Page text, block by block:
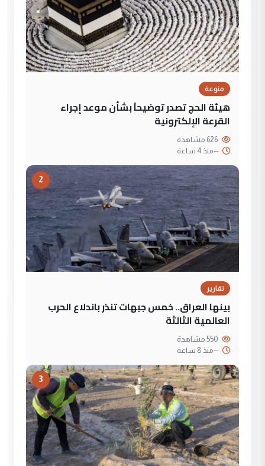
منوعة
هيئة الحج تصدر توضيحاً بشأن موعد إجراء
القرعة الإلكترونية
--منذ 4 ساعة
2
تقارير
بينها العراق.. خمس جبهات تنذر باندلاع الحرب
العالمية الثالثة
--منذ 8 ساعة
3